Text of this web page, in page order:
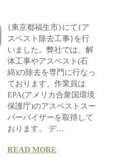
{東京都福生市}にて{ア
スベスト除去工事}を行
いました。弊社では、解
体工事やアスベスト(石
綿)の除去を専門に行なっ
ております。作業員は
EPA(アメリカ合衆国環境
保護庁)のアスベストスー
パーバイザーを取得して
おります。 デ…
READ MORE